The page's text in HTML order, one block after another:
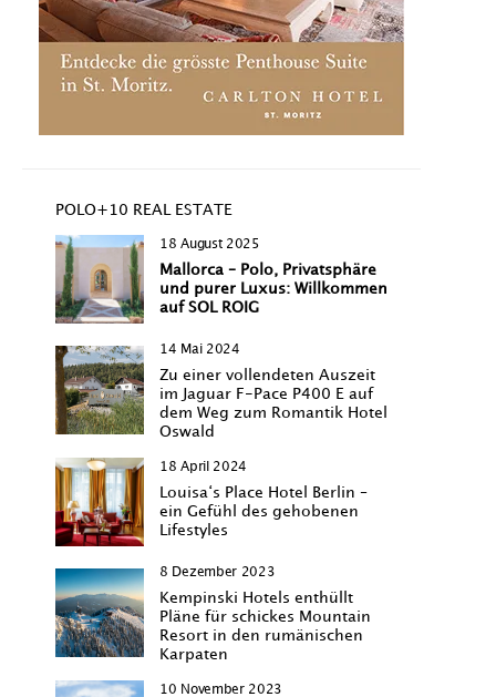
POLO+10 REAL ESTATE
18 August 2025
Mallorca – Polo, Privatsphäre
und purer Luxus: Willkommen
auf SOL ROIG
14 Mai 2024
Zu einer vollendeten Auszeit
im Jaguar F-Pace P400 E auf
dem Weg zum Romantik Hotel
Oswald
18 April 2024
Louisa‘s Place Hotel Berlin –
ein Gefühl des gehobenen
Lifestyles
8 Dezember 2023
Kempinski Hotels enthüllt
Pläne für schickes Mountain
Resort in den rumänischen
Karpaten
10 November 2023